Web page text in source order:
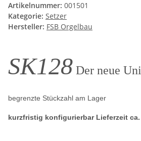
Artikelnummer: 001501
Kategorie: Setzer
Hersteller: FSB Orgelbau
SK128 Der neue
begrenzte Stückzahl am Lager
kurzfristig konfigurierbar Lieferzeit